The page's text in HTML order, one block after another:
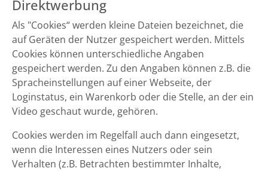
Direktwerbung
Als "Cookies“ werden kleine Dateien bezeichnet, die
auf Geräten der Nutzer gespeichert werden. Mittels
Cookies können unterschiedliche Angaben
gespeichert werden. Zu den Angaben können z.B. die
Spracheinstellungen auf einer Webseite, der
Loginstatus, ein Warenkorb oder die Stelle, an der ein
Video geschaut wurde, gehören.
Cookies werden im Regelfall auch dann eingesetzt,
wenn die Interessen eines Nutzers oder sein
Verhalten (z.B. Betrachten bestimmter Inhalte,